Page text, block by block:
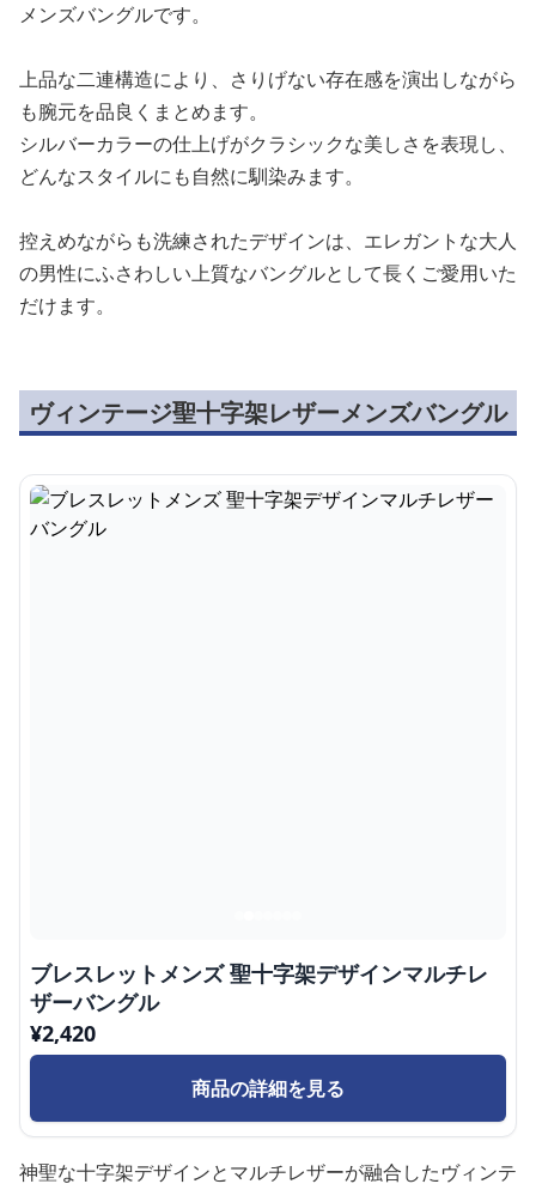
メンズバングルです。
上品な二連構造により、さりげない存在感を演出しながら
も腕元を品良くまとめます。
シルバーカラーの仕上げがクラシックな美しさを表現し、
どんなスタイルにも自然に馴染みます。
控えめながらも洗練されたデザインは、エレガントな大人
の男性にふさわしい上質なバングルとして長くご愛用いた
だけます。
ヴィンテージ聖十字架レザーメンズバングル
ブレスレットメンズ 聖十字架デザインマルチレ
ザーバングル
¥2,420
商品の詳細を見る
神聖な十字架デザインとマルチレザーが融合したヴィンテ